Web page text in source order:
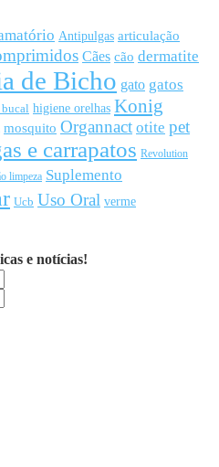
Antipulgas articulação
Cães cão dermatite
de Bicho gato gatos
higiene orelhas Konig
mosquito Organnact otite pet
e carrapatos Revolution
limpeza Suplemento
Ucb Uso Oral verme
e notícias!